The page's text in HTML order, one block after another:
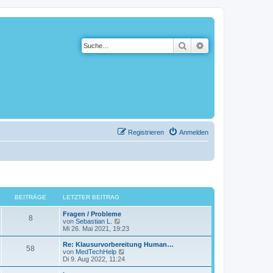
Suche
Anmelden
Registrieren
BEITRÄGE LETZTER BEITRAG
8
Fragen / Probleme
von Sebastian L.
e
u
e
s
t
Mi 26. Mai 2021, 19:23
58
Re: Klausurvorbereitung Human…
von MedTechHelp
u
Di 9. Aug 2022, 11:24